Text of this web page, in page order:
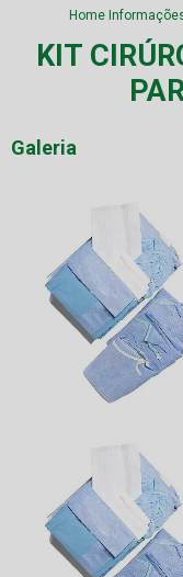
Home
KIT
Galeria